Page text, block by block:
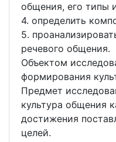
общения, его типы
4. определить
5.
речевого общения.
Объектом
формирования
Предмет
культура общения
достижения
целей.